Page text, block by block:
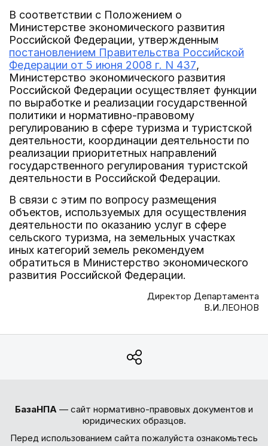
В соответствии с Положением о
Министерстве экономического развития
Российской Федерации, утвержденным
постановлением Правительства Российской
Федерации от 5 июня 2008 г. N 437,
Министерство экономического развития
Российской Федерации осуществляет функции
по выработке и реализации государственной
политики и нормативно-правовому
регулированию в сфере туризма и туристской
деятельности, координации деятельности по
реализации приоритетных направлений
государственного регулирования туристской
деятельности в Российской Федерации.
В связи с этим по вопросу размещения
объектов, используемых для осуществления
деятельности по оказанию услуг в сфере
сельского туризма, на земельных участках
иных категорий земель рекомендуем
обратиться в Министерство экономического
развития Российской Федерации.
Директор Департамента
В.И.ЛЕОНОВ
БазаНПА — сайт нормативно-правовых документов и
юридических образцов.
Перед использованием сайта пожалуйста ознакомьтесь